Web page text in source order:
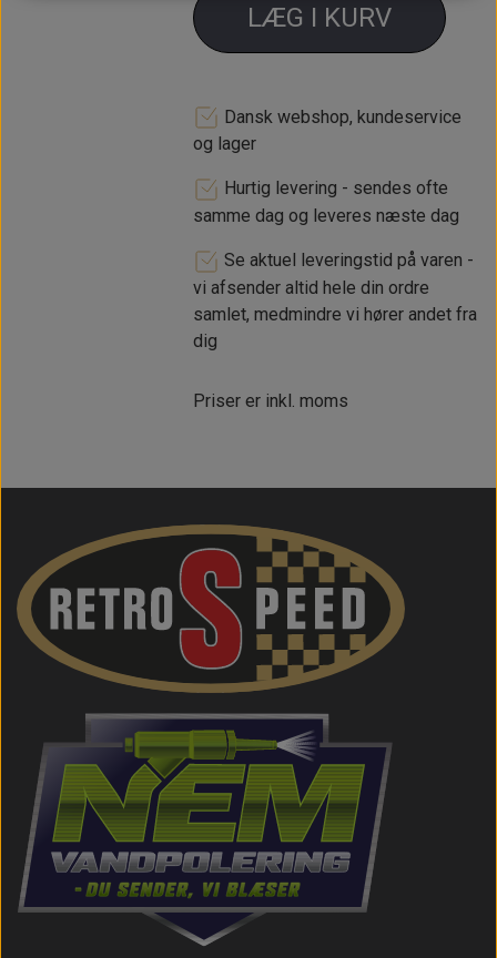
LÆG I KURV
Dansk webshop, kundeservice
og lager
Hurtig levering - sendes ofte
samme dag og leveres næste dag
Se aktuel leveringstid på varen -
vi afsender altid hele din ordre
samlet, medmindre vi hører andet fra
dig
Priser er inkl. moms